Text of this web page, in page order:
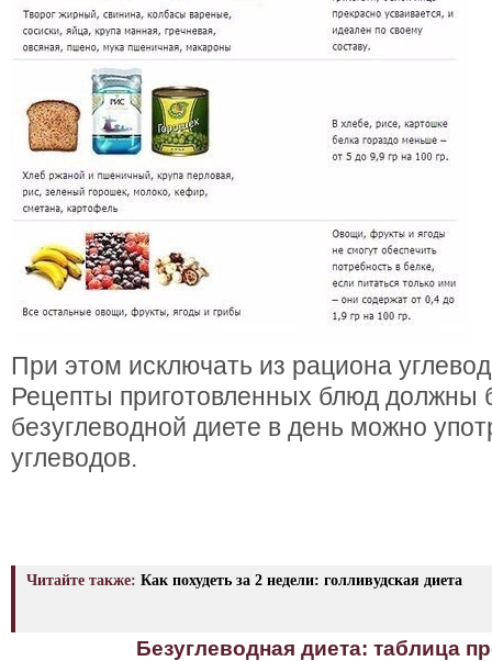
При этом исключать из рациона
Рецепты приготовленных блюд должны
безуглеводной диете в день можно
углеводов.
Читайте также: Как похудеть за 2 недели: голливудская диета
Безуглеводная диета: таблица